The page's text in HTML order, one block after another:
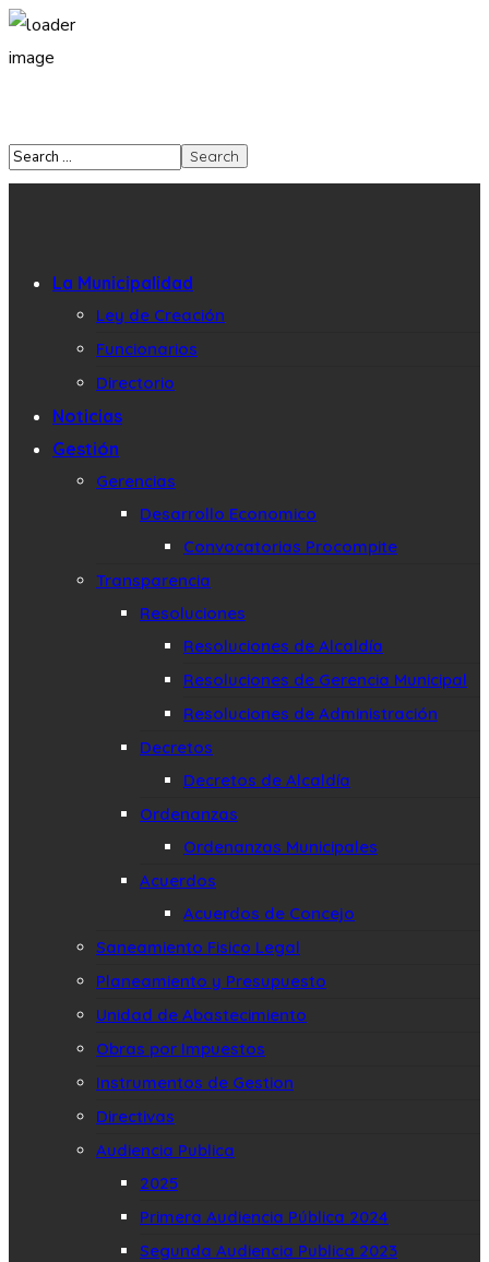
La Municipalidad
Ley de Creación
Funcionarios
Directorio
Noticias
Gestión
Gerencias
Desarrollo Economico
Convocatorias Procompite
Transparencia
Resoluciones
Resoluciones de Alcaldía
Resoluciones de Gerencia Municipal
Resoluciones de Administración
Decretos
Decretos de Alcaldía
Ordenanzas
Ordenanzas Municipales
Acuerdos
Acuerdos de Concejo
Saneamiento Fisico Legal
Planeamiento y Presupuesto
Unidad de Abastecimiento
Obras por Impuestos
Instrumentos de Gestion
Directivas
Audiencia Publica
2025
Primera Audiencia Pública 2024
Segunda Audiencia Publica 2023